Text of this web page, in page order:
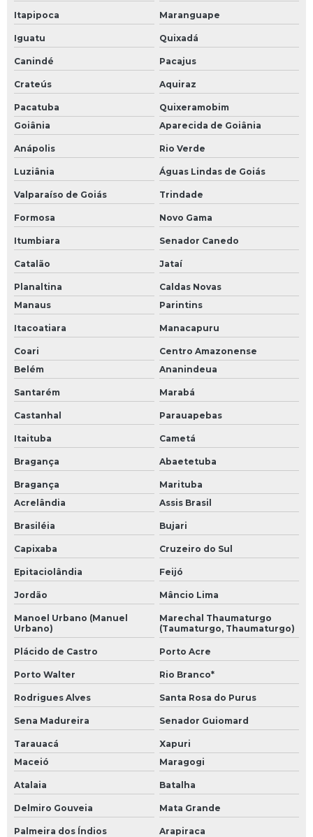
Itapipoca Maranguape
Iguatu Quixadá
Canindé Pacajus
Crateús Aquiraz
Pacatuba
Quixeramobim
Goiânia
Aparecida de Goiânia
Anápolis Rio Verde
Luziânia Águas Lindas de Goiás
Valparaíso de Goiás Trindade
Formosa Novo Gama
Itumbiara Senador Canedo
Catalão Jataí
Planaltina
Caldas Novas
Manaus
Parintins
Itacoatiara Manacapuru
Coari
Centro Amazonense
Belém
Ananindeua
Santarém Marabá
Castanhal Parauapebas
Itaituba Cametá
Bragança Abaetetuba
Bragança
Marituba
Acrelândia
Assis Brasil
Brasiléia Bujari
Capixaba Cruzeiro do Sul
Epitaciolândia Feijó
Jordão Mâncio Lima
Manoel Urbano (Manuel
Urbano)
Marechal Thaumaturgo
(Taumaturgo, Thaumaturgo)
Plácido de Castro Porto Acre
Porto Walter Rio Branco*
Rodrigues Alves Santa Rosa do Purus
Sena Madureira Senador Guiomard
Tarauacá
Xapuri
Maceió
Maragogi
Atalaia Batalha
Delmiro Gouveia Mata Grande
Palmeira dos Índios Arapiraca